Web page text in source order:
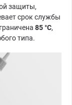
защиты,
срок службы
85 °C,
типа.